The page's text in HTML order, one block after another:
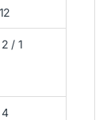
12
/ 1
4